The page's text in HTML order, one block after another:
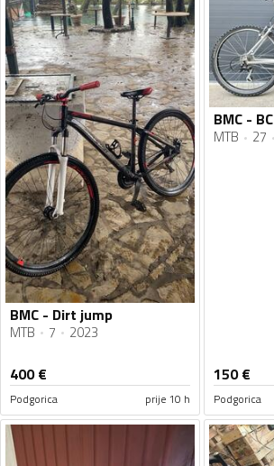
BMC - Dirt jump
MTB 7 2023
400€
Podgorica prije 10 h
BMC - BC
MTB 27
150€
Podgorica